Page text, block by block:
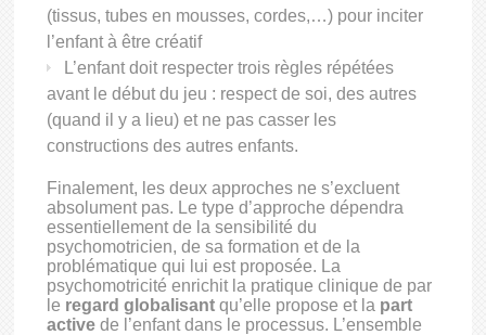
(tissus, tubes en mousses, cordes,…) pour inciter
l’enfant à être créatif
L’enfant doit respecter trois règles répétées
avant le début du jeu : respect de soi, des autres
(quand il y a lieu) et ne pas casser les
constructions des autres enfants.
Finalement, les deux approches ne s’excluent
absolument pas. Le type d’approche dépendra
essentiellement de la sensibilité du
psychomotricien, de sa formation et de la
problématique qui lui est proposée. La
psychomotricité enrichit la pratique clinique de par
le regard globalisant qu’elle propose et la part
active de l’enfant dans le processus. L’ensemble